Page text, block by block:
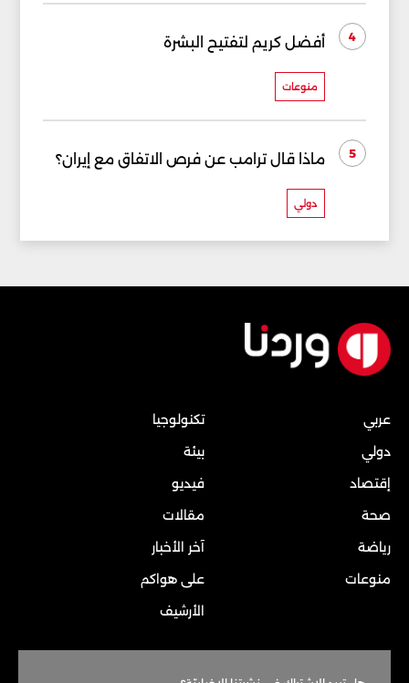
4 أفضل كريم لتفتيح البشرة
منوعات
5 ماذا قال ترامب عن فرص الاتفاق مع إيران؟
دولي
عربي
دولي
إقتصاد
صحة
رياضة
منوعات
تكنولوجيا
بيئة
فيديو
مقالات
آخر الأخبار
على هواكم
الأرشيف